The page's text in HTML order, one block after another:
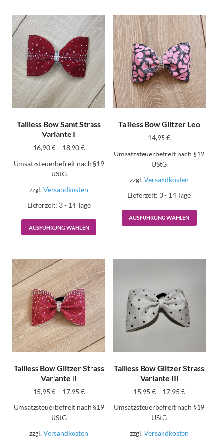
Tailless Bow Samt Strass
Variante I
16,90€– 18,90€
Umsatzsteuerbefreit nach §19
UStG
zzgl.Versandkosten
Lieferzeit: 3 - 14 Tage
AUSFÜHRUNG WÄHLEN
Tailless Bow Glitzer Leo
14,95€
Umsatzsteuerbefreit nach §19
UStG
zzgl.Versandkosten
Lieferzeit: 3 - 14 Tage
AUSFÜHRUNG WÄHLEN
Tailless Bow Glitzer Strass
Variante II
15,95 €– 17,95 €
Umsatzsteuerbefreit nach §19
UStG
zzgl.Versandkosten
Tailless Bow Glitzer Strass
Variante III
15,95€ – 17,95€
Umsatzsteuerbefreit nach §19
UStG
zzgl.Versandkosten